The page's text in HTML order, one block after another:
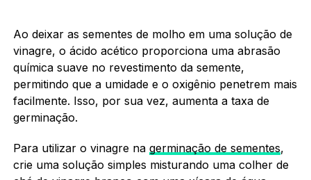
Ao deixar as sementes de molho em uma solução de
vinagre, o ácido acético proporciona uma abrasão
química suave no revestimento da semente,
permitindo que a umidade e o oxigênio penetrem mais
facilmente. Isso, por sua vez, aumenta a taxa de
germinação.
Para utilizar o vinagre na germinação de sementes,
crie uma solução simples misturando uma colher de